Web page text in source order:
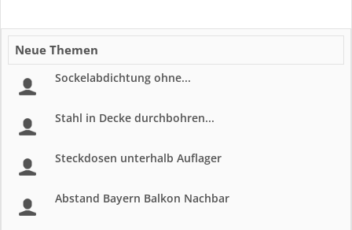
Neue Themen
Sockelabdichtung ohne...
Stahl in Decke durchbohren...
Steckdosen unterhalb Auflager
Abstand Bayern Balkon Nachbar